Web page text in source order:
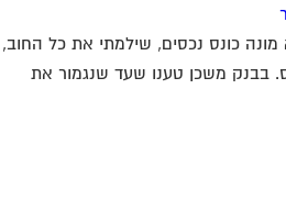
כונס נכסים, שילמתי את כל החוב,
בבנק משכן טענו שעד שנגמור את